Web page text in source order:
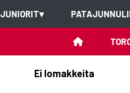
JUNIORIT▾
Ei lomakkeita